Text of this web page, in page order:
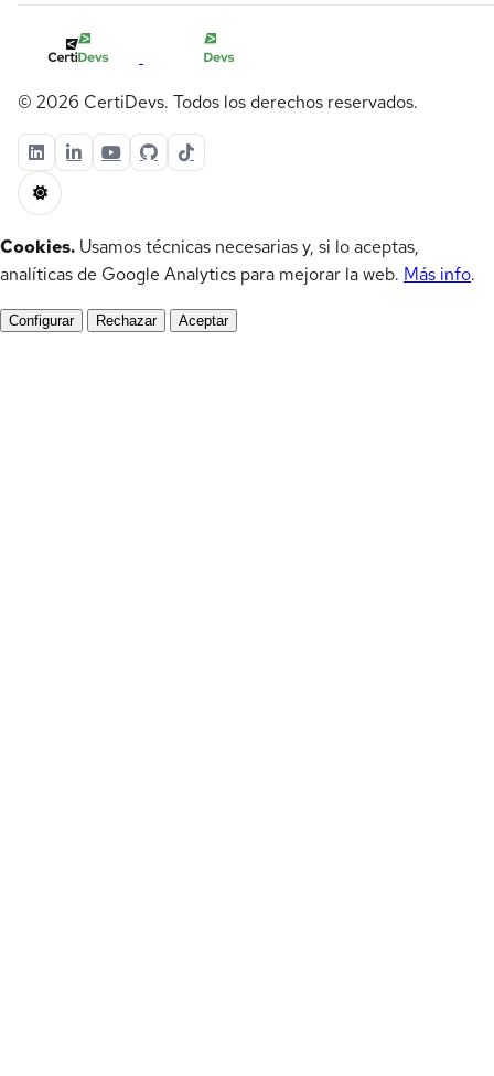
© 2026 CertiDevs. Todos los derechos reservados.
Cookies. Usamos técnicas necesarias y, si lo aceptas,
analíticas de Google Analytics para mejorar la web. Más info.
Configurar Rechazar Aceptar